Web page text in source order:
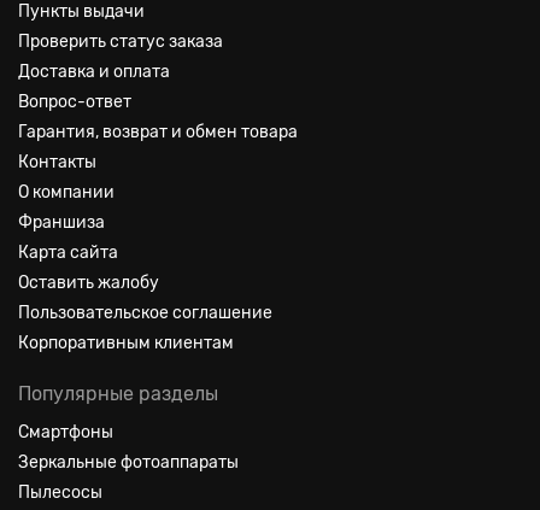
Пункты выдачи
Проверить статус заказа
Доставка и оплата
Вопрос-ответ
Гарантия, возврат и обмен товара
Контакты
О компании
Франшиза
Карта сайта
Оставить жалобу
Пользовательское соглашение
Корпоративным клиентам
Популярные разделы
Смартфоны
Зеркальные фотоаппараты
Пылесосы